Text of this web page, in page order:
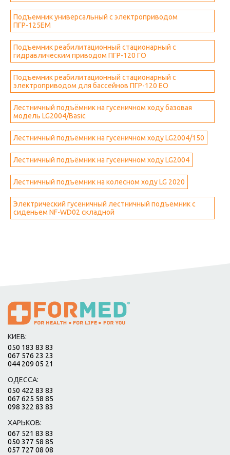
Подъемник универсальный с электроприводом
ПГР-125ЕМ
Подъемник реабилитационный стационарный с
гидравлическим приводом ПГР-120 ГО
Подъемник реабилитационный стационарный с
электроприводом для бассейнов ПГР-120 ЕО
Лестничный подъёмник на гусеничном ходу базовая
модель LG2004/Basic
Лестничный подъёмник на гусеничном ходу LG2004/150
Лестничный подъёмник на гусеничном ходу LG2004
Лестничный подъемник на колесном ходу LG 2020
Электрический гусеничный лестничный подъемник с
сиденьем NF-WD02 складной
КИЕВ:
050 183 83 83
067 576 23 23
044 209 05 21
ОДЕССА:
050 422 83 83
067 625 58 85
098 322 83 83
ХАРЬКОВ:
067 521 83 83
050 377 58 85
057 727 08 08